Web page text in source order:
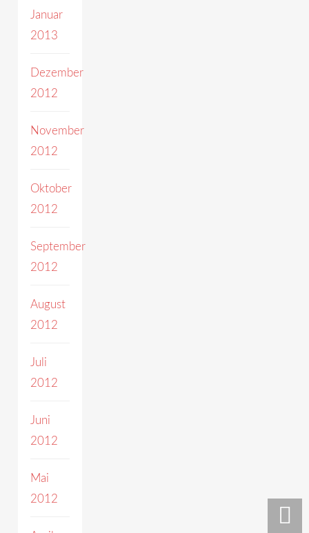
Januar
2013
Dezember
2012
November
2012
Oktober
2012
September
2012
August
2012
Juli
2012
Juni
2012
Mai
2012